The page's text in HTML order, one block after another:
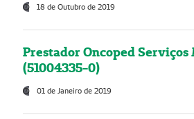
18 de Outubro de 2019
Prestador Oncoped Serviços
(51004335-0)
01 de Janeiro de 2019